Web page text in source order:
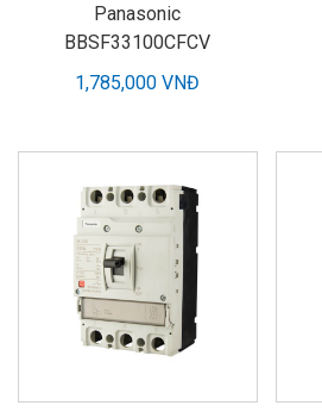
Panasonic
BBSF33100CFCV
1,785,000 VNĐ